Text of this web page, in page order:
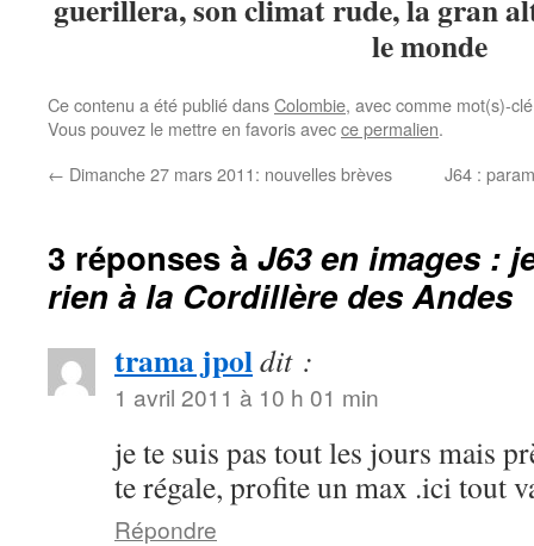
guerillera, son climat rude, la gran
le monde
Ce contenu a été publié dansColombie, avec comme mot(s)-
Vous pouvez le mettre en favoris avecce permalien.
← Dimanche 27 mars 2011: nouvelles brèves J64 :
3 réponses à J63 en images :
rien à la Cordillère des Andes
trama jpoldit :
1 avril 2011 à 10 h 01 min
je te suis pas tout les jours mais
te régale, profite un max .ici tout
Répondre